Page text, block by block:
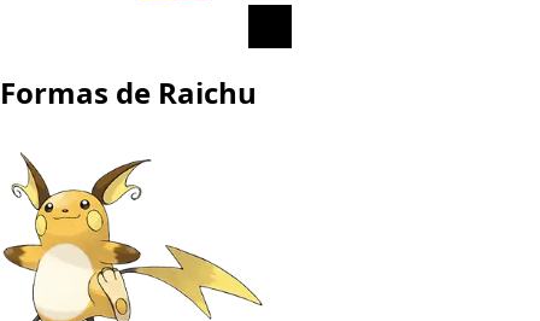
Formas de Raichu